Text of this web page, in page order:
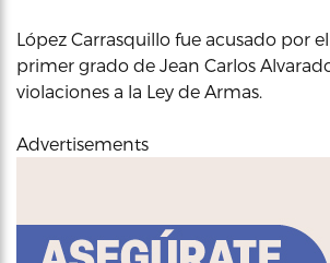
López Carrasquillo fue acusado por
primer grado de Jean Carlos
violaciones a la Ley de Armas.
Advertisements